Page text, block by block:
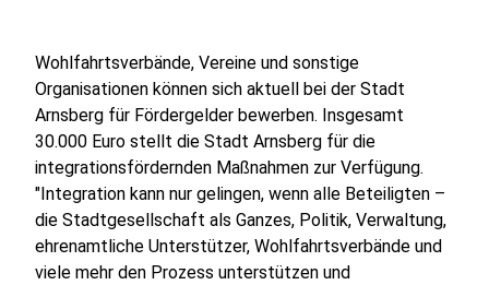
Wohlfahrtsverbände, Vereine und sonstige
Organisationen können sich aktuell bei der Stadt
Arnsberg für Fördergelder bewerben. Insgesamt
30.000 Euro stellt die Stadt Arnsberg für die
integrationsfördernden Maßnahmen zur Verfügung.
"Integration kann nur gelingen, wenn alle Beteiligten –
die Stadtgesellschaft als Ganzes, Politik, Verwaltung,
ehrenamtliche Unterstützer, Wohlfahrtsverbände und
viele mehr den Prozess unterstützen und